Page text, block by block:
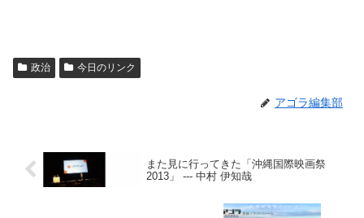
政治 今日のリンク
アゴラ編集部
また見に行ってきた「沖縄国際映画祭
2013」 --- 中村 伊知哉